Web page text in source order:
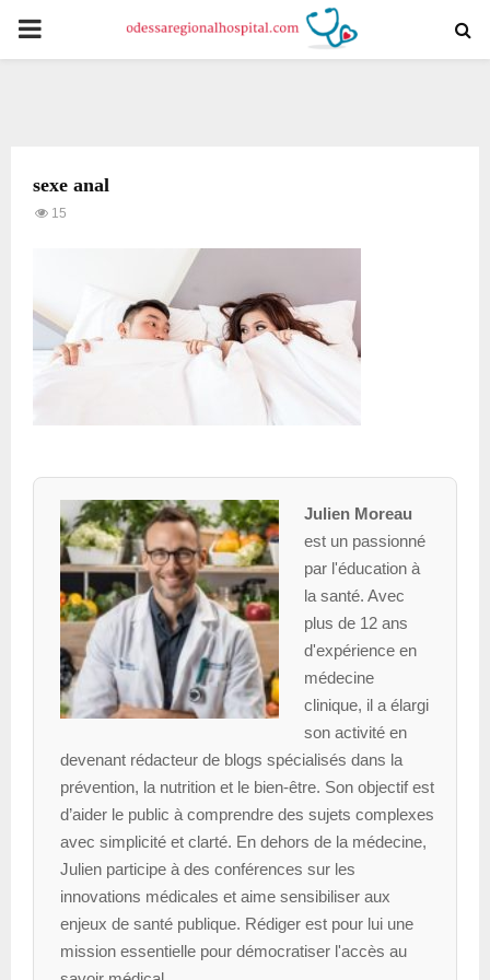
PRIMARY
sexe anal
15
Julien Moreau
est un passionné
par l'éducation à
la santé. Avec
plus de 12 ans
d'expérience en
médecine
clinique, il a élargi
son activité en
devenant rédacteur de blogs spécialisés dans la
prévention, la nutrition et le bien-être. Son objectif est
d’aider le public à comprendre des sujets complexes
avec simplicité et clarté. En dehors de la médecine,
Julien participe à des conférences sur les
innovations médicales et aime sensibiliser aux
enjeux de santé publique. Rédiger est pour lui une
mission essentielle pour démocratiser l'accès au